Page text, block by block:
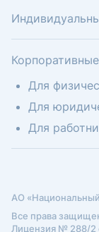
Для
Для
Для
АО
Все права
Лицензия № 288/2